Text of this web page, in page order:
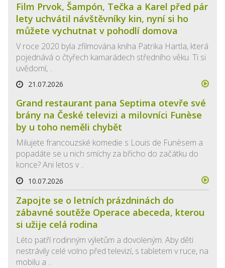
Film Prvok, Šampón, Tečka a Karel před pár
lety uchvátil návštěvníky kin, nyní si ho
můžete vychutnat v pohodlí domova
V roce 2020 byla zfilmována kniha Patrika Hartla, která
pojednává o čtyřech kamarádech středního věku. Ti si
uvědomí, ..
21.07.2026
Grand restaurant pana Septima otevře své
brány na České televizi a milovníci Funèse
by u toho neměli chybět
Milujete francouzské komedie s Louis de Funèsem a
popadáte se u nich smíchy za břicho do začátku do
konce? Ani letos v ..
10.07.2026
Zapojte se o letních prázdninách do
zábavné soutěže Operace abeceda, kterou
si užije celá rodina
Léto patří rodinným výletům a dovoleným. Aby děti
nestrávily celé volno před televizí, s tabletem v ruce, na
mobilu a ..